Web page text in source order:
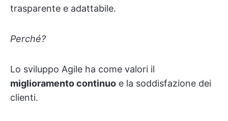
trasparente e adattabile.
Perché?
Lo sviluppo Agile ha come valori il
miglioramento continuo e la soddisfazione dei
clienti.